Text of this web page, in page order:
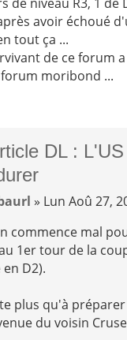
avoir échoué
tout ça ...
de ce forum
moribond ...
DL :
» Lun Aoû 27,
commence mal
1er tour de la
D2).
plus qu'à
du voisin